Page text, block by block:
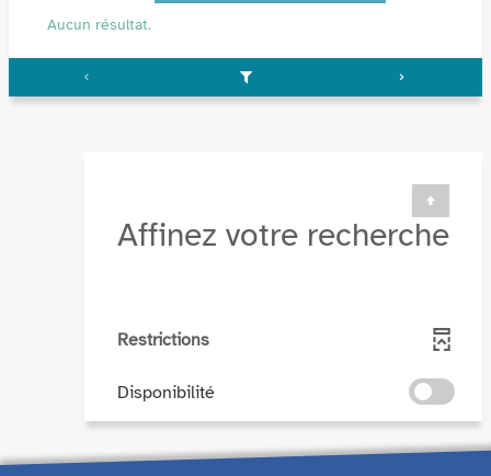
Aucun résultat.
Affinez votre recherche
Restrictions
Disponibilité
-
ajouter